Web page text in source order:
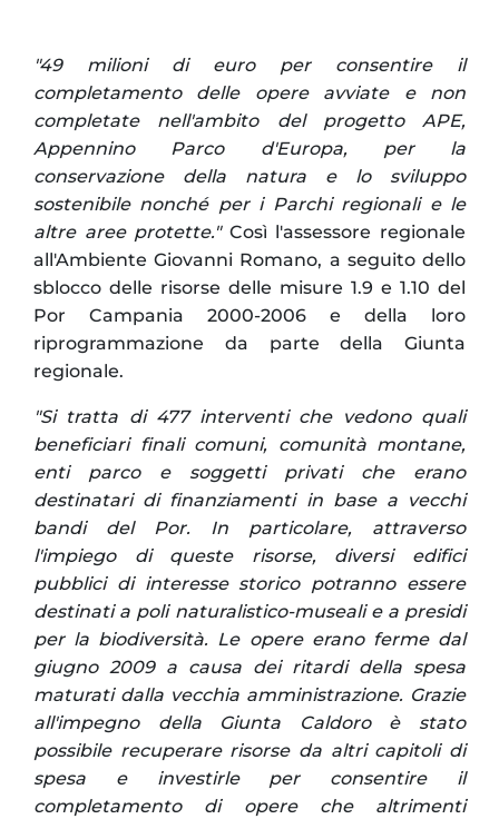
"49 milioni di euro per consentire il
completamento delle opere avviate e non
completate nell'ambito del progetto APE,
Appennino Parco d'Europa, per la
conservazione della natura e lo sviluppo
sostenibile nonché per i Parchi regionali e le
altre aree protette."Così l'assessore regionale
all'Ambiente Giovanni Romano, a seguito dello
sblocco delle risorse delle misure 1.9 e 1.10 del
Por Campania 2000-2006 e della loro
riprogrammazione da parte della Giunta
regionale.
"Si tratta di 477 interventi che vedono quali
beneficiari finali comuni, comunità montane,
enti parco e soggetti privati che erano
destinatari di finanziamenti in base a vecchi
bandi del Por. In particolare, attraverso
l'impiego di queste risorse, diversi edifici
pubblici di interesse storico potranno essere
destinati a poli naturalistico-museali e a presidi
per la biodiversità. Le opere erano ferme dal
giugno 2009 a causa dei ritardi della spesa
maturati dalla vecchia amministrazione. Grazie
all'impegno della Giunta Caldoro è stato
possibile recuperare risorse da altri capitoli di
spesa e investirle per consentire il
completamento di opere che altrimenti